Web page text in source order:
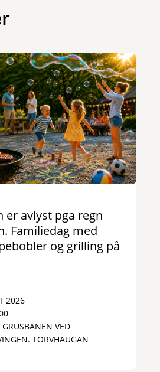
er avlyst pga regn
Familiedag med
og grilling på
2026
GRUSBANEN VED
TORVHAUGAN